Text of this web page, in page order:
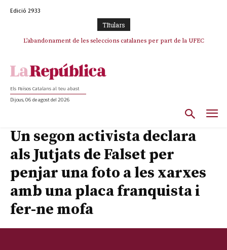
Edició 2933
TItulars
L’abandonament de les seleccions catalanes per part de la UFEC
Els Països Catalans al teu abast
Dijous, 06 de agost del 2026
Un segon activista declara
als Jutjats de Falset per
penjar una foto a les xarxes
amb una placa franquista i
fer-ne mofa